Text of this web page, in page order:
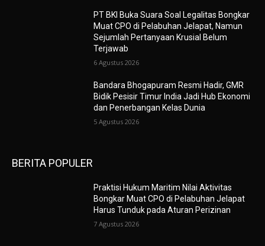
PT BKI Buka Suara Soal Legalitas Bongkar
Muat CPO di Pelabuhan Jelapat, Namun
Sejumlah Pertanyaan Krusial Belum
Terjawab
6 Agustus 2026
Bandara Bhogapuram Resmi Hadir, GMR
Bidik Pesisir Timur India Jadi Hub Ekonomi
dan Penerbangan Kelas Dunia
5 Agustus 2026
BERITA POPULER
Praktisi Hukum Maritim Nilai Aktivitas
Bongkar Muat CPO di Pelabuhan Jelapat
Harus Tunduk pada Aturan Perizinan
7 Agustus 2026